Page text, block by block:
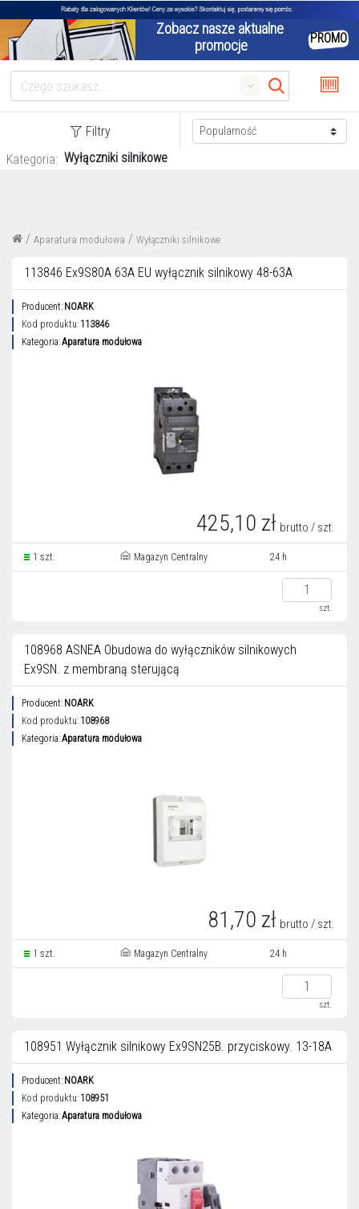
Zobacz nasze aktualne
promocje
PROMO
Filtry
Kategoria: Wyłączniki silnikowe
Wyłączniki silnikowe
/
Aparatura modułowa
/
113846 Ex9S80A 63A EU wyłącznik silnikowy 48-63A
Producent: NOARK
Kod produktu: 113846
Kategoria:Aparatura modułowa
425,10 zł brutto / szt.
1 szt. Magazyn Centralny 24 h
szt.
108968 ASNEA Obudowa do wyłączników silnikowych
Ex9SN. z membraną sterującą
Producent: NOARK
Kod produktu: 108968
Kategoria:Aparatura modułowa
81,70 zł brutto / szt.
1 szt. Magazyn Centralny 24 h
szt.
108951 Wyłącznik silnikowy Ex9SN25B. przyciskowy. 13-18A
Producent: NOARK
Kod produktu: 108951
Kategoria:Aparatura modułowa